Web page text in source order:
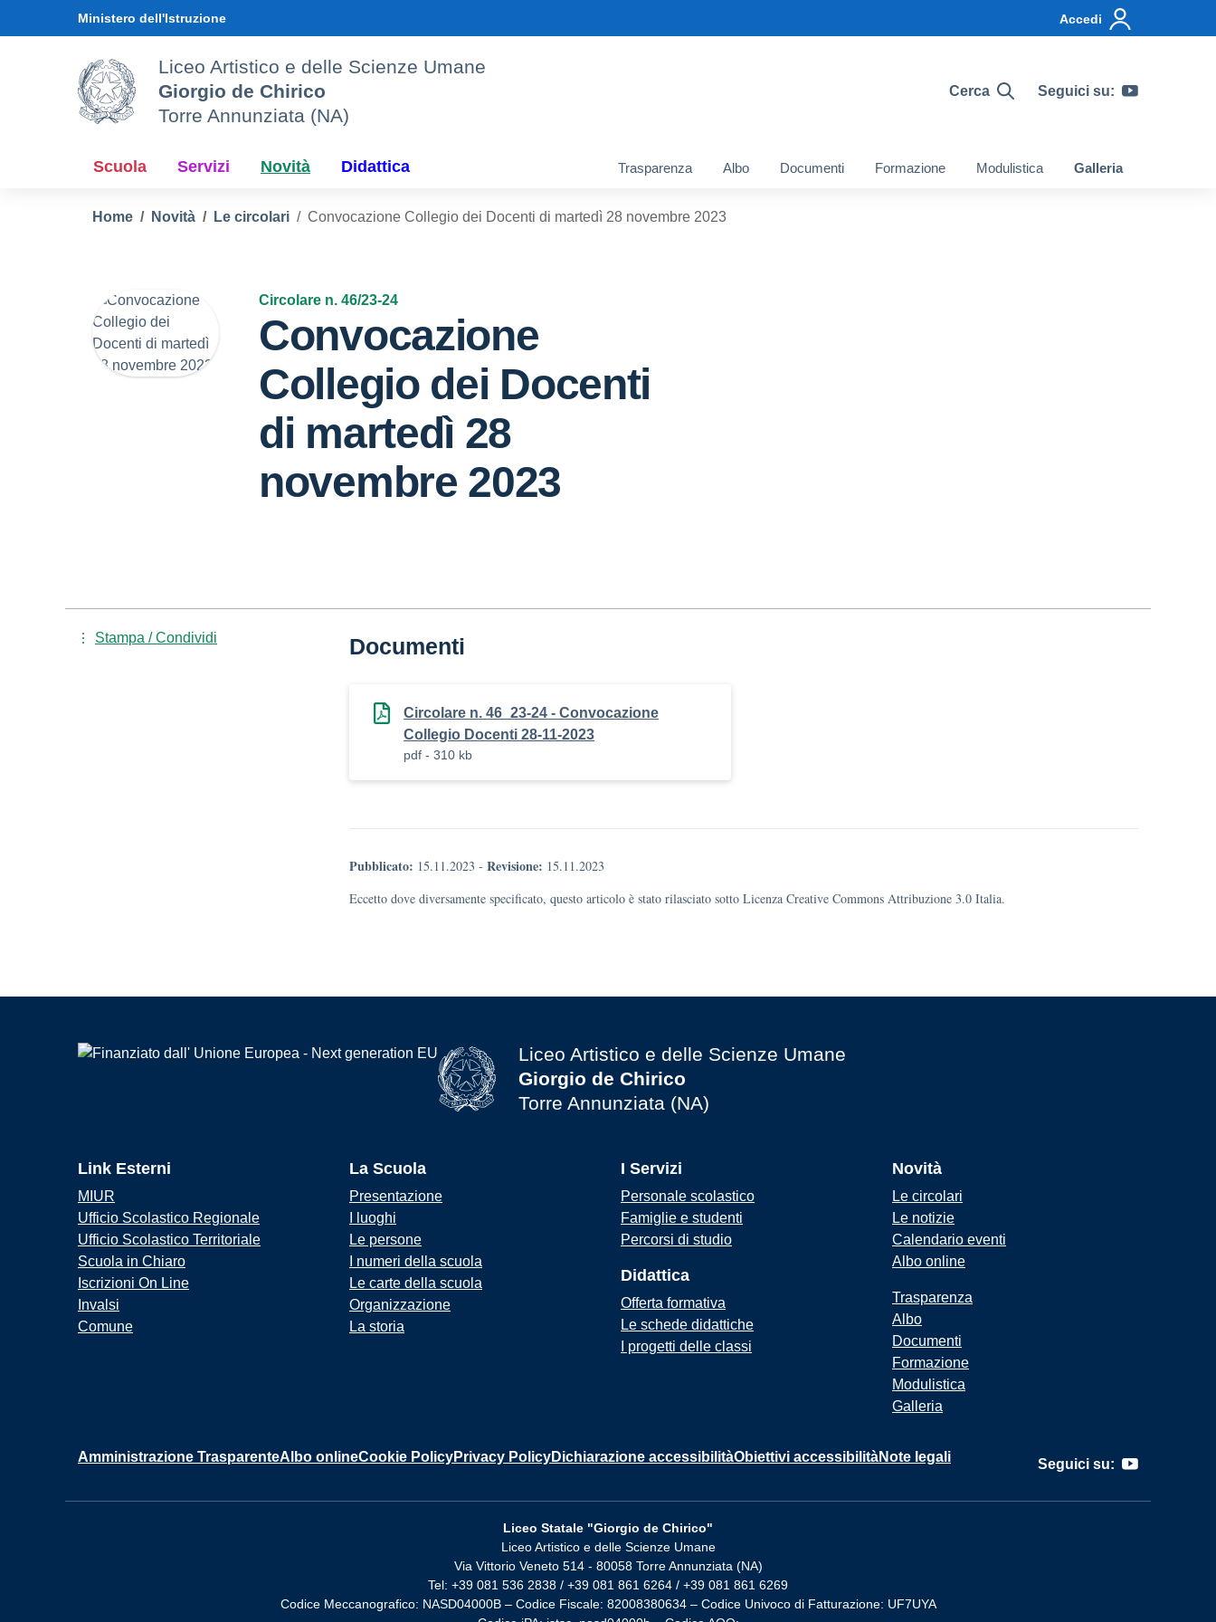
Ministero dell'Istruzione Accedi
Liceo Artistico e delle Scienze Umane
Giorgio de Chirico
Torre Annunziata (NA)
Cerca Seguici su:
Scuola Servizi Novità Didattica Trasparenza Albo Documenti Formazione Modulistica Galleria
Home Novità Le circolari Convocazione Collegio dei Docenti di martedì 28 novembre 2023
Circolare n. 46/23-24
Convocazione
Collegio dei Docenti
di martedì 28
novembre 2023
Documenti
Circolare n. 46_23-24 - Convocazione
Collegio Docenti 28-11-2023
pdf - 310 kb
Pubblicato: 15.11.2023 - Revisione: 15.11.2023
Eccetto dove diversamente specificato, questo articolo è stato rilasciato sotto Licenza Creative Commons Attribuzione 3.0 Italia.
Stampa / Condividi
Liceo Artistico e delle Scienze Umane
Giorgio de Chirico
Torre Annunziata (NA)
Link Esterni
MIUR
Ufficio Scolastico Regionale
Ufficio Scolastico Territoriale
Scuola in Chiaro
Iscrizioni On Line
Invalsi
Comune
La Scuola
Presentazione
I luoghi
Le persone
I numeri della scuola
Le carte della scuola
Organizzazione
La storia
I Servizi
Personale scolastico
Famiglie e studenti
Percorsi di studio
Didattica
Offerta formativa
Le schede didattiche
I progetti delle classi
Novità
Le circolari
Le notizie
Calendario eventi
Albo online
Trasparenza
Albo
Documenti
Formazione
Modulistica
Galleria
Amministrazione TrasparenteAlbo onlineCookie PolicyPrivacy PolicyDichiarazione accessibilitàObiettivi accessibilitàNote legali Seguici su:
Liceo Statale "Giorgio de Chirico"
Liceo Artistico e delle Scienze Umane
Via Vittorio Veneto 514 - 80058 Torre Annunziata (NA)
Tel: +39 081 536 2838 / +39 081 861 6264 / +39 081 861 6269
Codice Meccanografico: NASD04000B – Codice Fiscale: 82008380634 – Codice Univoco di Fatturazione: UF7UYA